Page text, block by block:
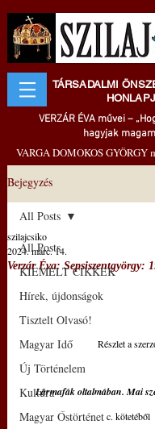
TÁRSADALMI
VERZÁR ÉVA művei –
hagyjak
VARGA DOMOKOS GYÖRGY
Bejegyzés
All Posts
KIEMELT CIKKEK
Hírek, újdonságok
Tisztelt Olvasó!
Magyar Idő
Új Történelem
Kultúra
Magyar Őstörténet
All Posts
Verzár Éva: Sepsiszentgyörgy:
szilajcsiko
2024. márc. 14.
Részlet a
Lármafák oltalmában. Mai
c. kötetéből